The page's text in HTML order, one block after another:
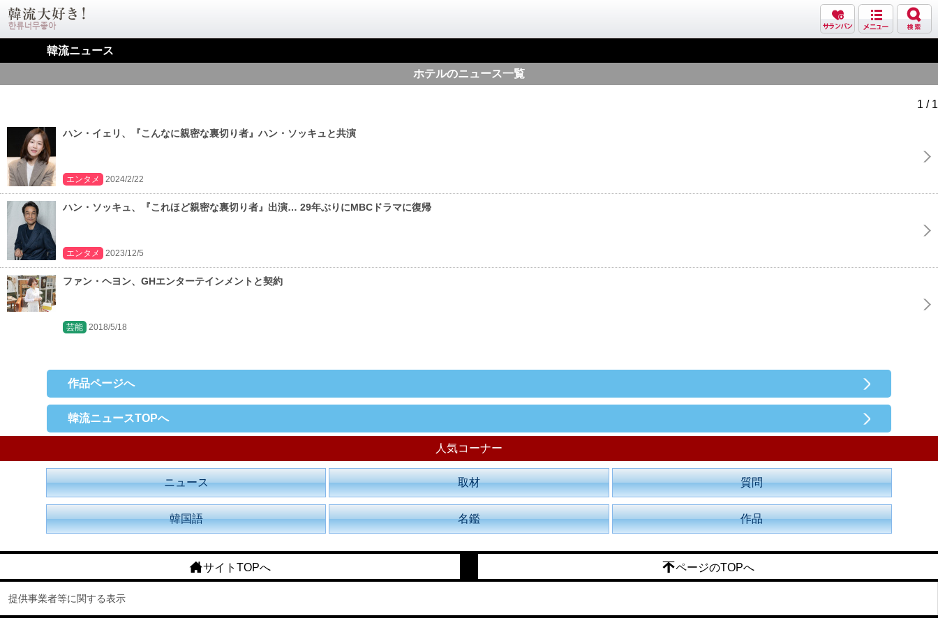
韓流ニュース
ホテルのニュース一覧
1 / 1
ハン・イェリ、『こんなに親密な裏切り者』ハン・ソッキュと共演
エンタメ 2024/2/22
ハン・ソッキュ、『これほど親密な裏切り者』出演… 29年ぶりにMBCドラマに復帰
エンタメ 2023/12/5
ファン・ヘヨン、GHエンターテインメントと契約
芸能 2018/5/18
作品ページへ
韓流ニュースTOPへ
人気コーナー
ニュース 取材 質問
韓国語 名鑑 作品
サイトTOPへ ページのTOPへ
提供事業者等に関する表示